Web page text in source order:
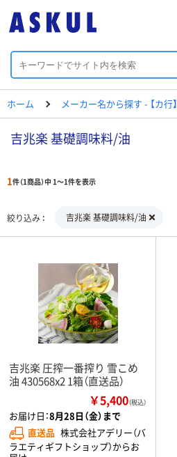
ホーム メーカー名から探す - 【カ行】
吉兆楽 基礎調味料/油
1件（1商品）中 1～1件を表示
絞り込み 吉兆楽 基礎調味料/油
吉兆楽 圧搾一番搾り 雪こめ
油 430568x2 1箱（直送品）
￥5,400（税込）
お届け日：8月28日（金）まで
直送品 株式会社アデリー（バ
ラエティギフトショップ）からお